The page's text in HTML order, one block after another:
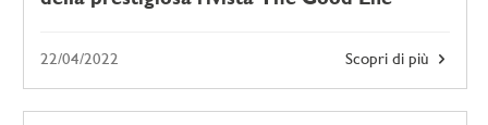
Scopri di più
22/04/2022